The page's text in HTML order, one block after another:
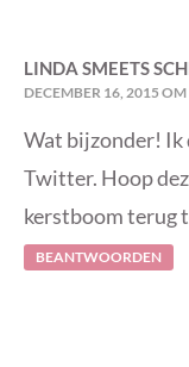
LINDA SMEETS
DECEMBER 16, 2015
Wat bijzonder! Ik
Twitter. Hoop
kerstboom terug
BEANTWOORDEN